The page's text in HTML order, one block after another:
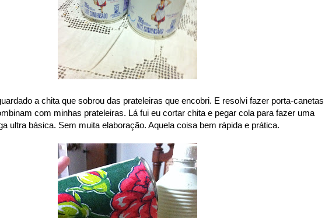
a chita que sobrou das prateleiras que encobri. E resolvi fazer porta-canetas
com minhas prateleiras. Lá fui eu cortar chita e pegar cola para fazer uma
ultra básica. Sem muita elaboração. Aquela coisa bem rápida e prática.